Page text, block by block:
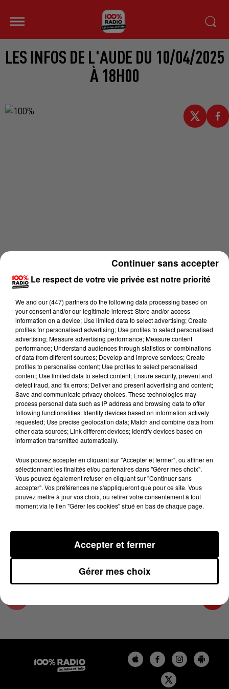
LES INFOS DE L'AUDE DU 10/04/2025
À 18H00
Lecture (4 min 11 sec)
100%
100% Radio les infos de l'Aude
10 avril 2025 - 4 min 11 sec
LES INFOS DE L'AUDE DU 10/04/2025 À
18H00
Les infos de l'Aude
Le respect de votre vie privée est notre priorité
We and our (447) partnersdo the following data processing based on
your consent and/or our legitimate interest: Store and/or access
information on a device; Use limited data to select advertising; Create
profiles for personalised advertising; Use profiles to select personalised
advertising; Measure advertising performance; Measure content
performance; Understand audiences through statistics or combinations
of data from different sources; Develop and improve services; Create
profiles to personalise content; Use profiles to select personalised
content; Use limited data to select content; Ensure security, prevent and
detect fraud, and fix errors; Deliver and present advertising and content;
Save and communicate privacy choices. These technologies may
process personal data such as IP address and browsing data to offer
following functionalities: Identify devices based on information actively
requested; Use precise geolocation data; Match and combine data from
other data sources; Link different devices; Identify devices based on
information transmitted automatically.
Vous pouvez accepter en cliquant sur "Accepter et fermer", ou affiner en
sélectionnant les finalités et/ou partenaires dans "Gérer mes choix".
Vous pouvez également refuser en cliquant sur "Continuer sans
accepter". Vos préférences ne s'appliqueront que pour ce site. Vous
pouvez mettre à jour vos choix, ou retirer votre consentement à tout
moment via le lien "Gérer les cookies" situé en bas de chaque page.
Gérer mes choix
Accepter et fermer
Continuer sans accepter